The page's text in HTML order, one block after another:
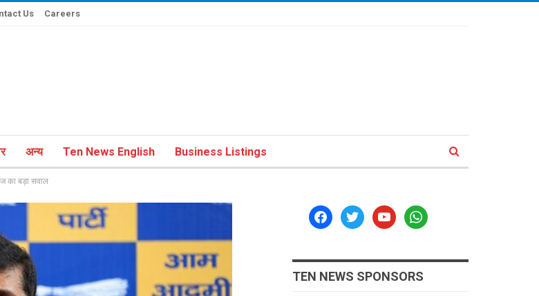
Us Careers
अन्य Ten News English Business Listings
का बड़ा सवाल
facebooktwitteryoutubewhatsapp
TEN NEWS SPONSORS